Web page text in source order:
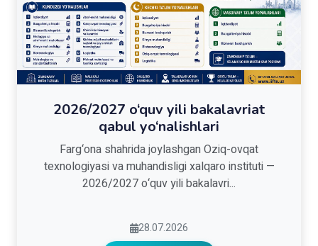
2026/2027 o‘quv yili bakalavriat
qabul yo‘nalishlari
Farg‘ona shahrida joylashgan Oziq-ovqat
texnologiyasi va muhandisligi xalqaro instituti —
2026/2027 o‘quv yili bakalavri...
28.07.2026